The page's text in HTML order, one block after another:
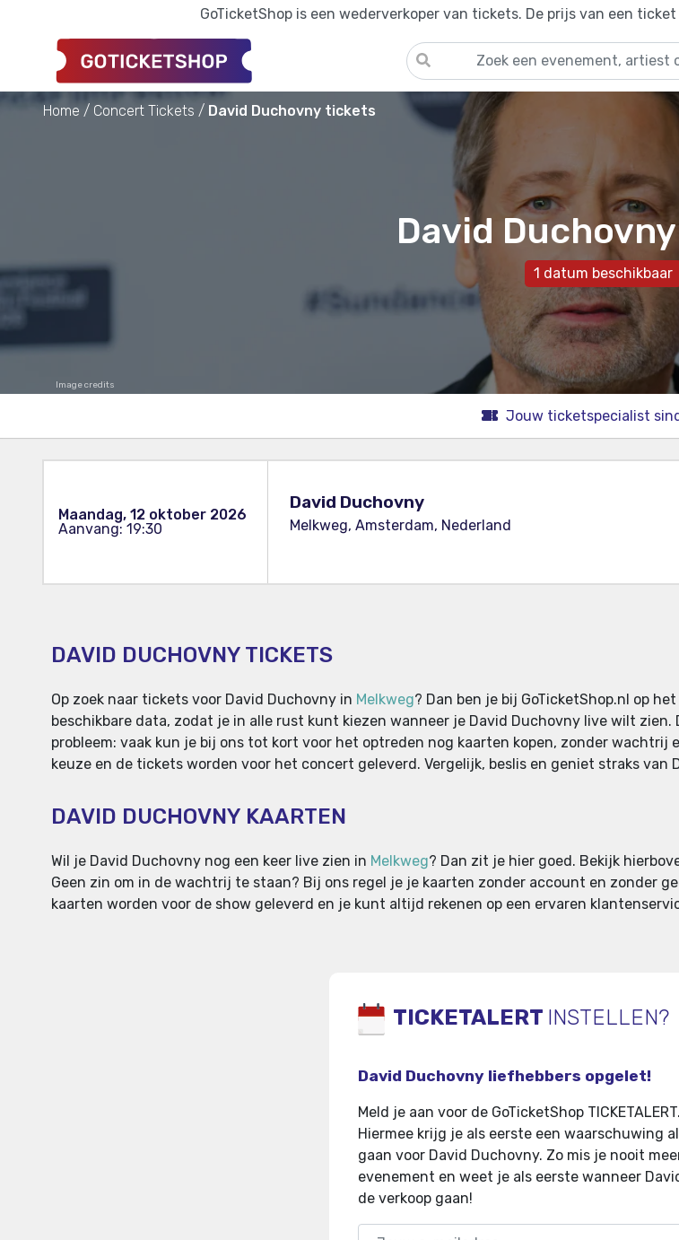
GoTicketShop is een wederverkoper van tickets. De prijs van een
Home Concert Tickets David Duchovny tickets
David
1 datum beschikbaar
Image credits
Jouw ticketspecialist
Maandag, 12 oktober 2026
Aanvang: 19:30
David Duchovny
Melkweg, Amsterdam, Nederland
DAVID DUCHOVNY TICKETS
Op zoek naar tickets voor David Duchovny in Melkweg? Dan ben je bij GoTicketShop.nl op
beschikbare data, zodat je in alle rust kunt kiezen wanneer je David Duchovny live wilt
probleem: vaak kun je bij ons tot kort voor het optreden nog kaarten kopen, zonder
keuze en de tickets worden voor het concert geleverd. Vergelijk, beslis en geniet straks van
DAVID DUCHOVNY KAARTEN
Wil je David Duchovny nog een keer live zien in Melkweg? Dan zit je hier goed. Bekijk
Geen zin om in de wachtrij te staan? Bij ons regel je je kaarten zonder account en zonder
kaarten worden voor de show geleverd en je kunt altijd rekenen op een ervaren
TICKETALERT INSTELLEN?
David Duchovny liefhebbers opgelet!
Meld je aan voor de GoTicketShop TICKETALERT.
Hiermee krijg je als eerste een waarschuwing
gaan voor David Duchovny. Zo mis je nooit
evenement en weet je als eerste wanneer
de verkoop gaan!